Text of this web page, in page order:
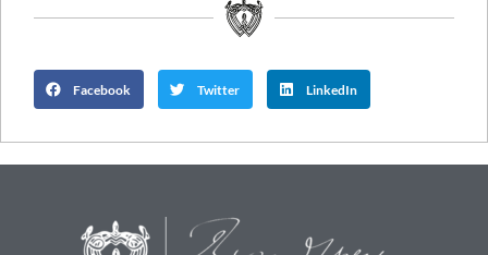
Facebook Twitter LinkedIn